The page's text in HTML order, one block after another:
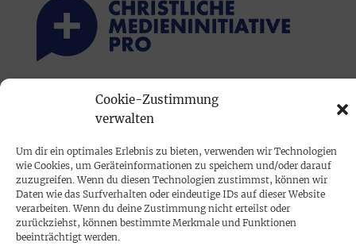
Cookie-Zustimmung
verwalten
Um dir ein optimales Erlebnis zu bieten, verwenden wir Technologien
wie Cookies, um Geräteinformationen zu speichern und/oder darauf
zuzugreifen. Wenn du diesen Technologien zustimmst, können wir
Daten wie das Surfverhalten oder eindeutige IDs auf dieser Website
verarbeiten. Wenn du deine Zustimmung nicht erteilst oder
zurückziehst, können bestimmte Merkmale und Funktionen
beeinträchtigt werden.
PRINTAUSGABE
Mediadaten
PROKOMPAKT
Impressum
SPENDEN